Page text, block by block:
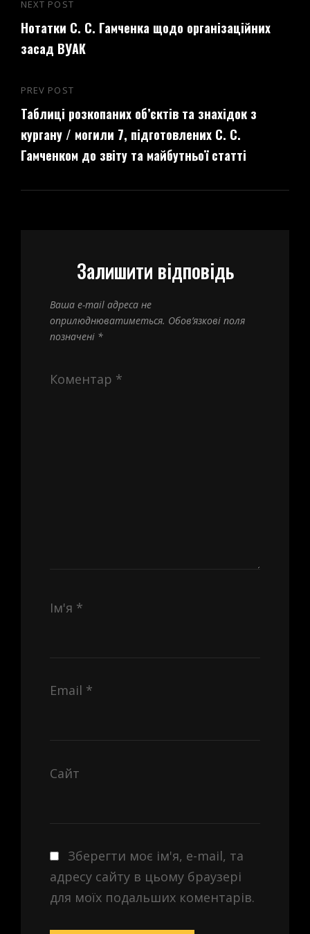
Навігація
записів
Previous
Post
PREV POST
Таблиці розкопаних об’єктів та знахідок з
кургану / могили 7, підготовлених С. С.
Гамченком до звіту та майбутньої статті
Next
Post
NEXT POST
Нотатки С. С. Гамченка щодо організаційних
засад ВУАК
Залишити відповідь
Ваша e-mail адреса не
оприлюднюватиметься. Обов’язкові поля
позначені *
Коментар *
Ім'я *
Email *
Сайт
Зберегти моє ім'я, e-mail, та
адресу сайту в цьому браузері
для моїх подальших коментарів.